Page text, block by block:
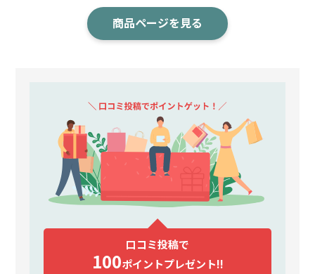
商品ページを見る
口コミ投稿で
100ポイントプレゼント!!